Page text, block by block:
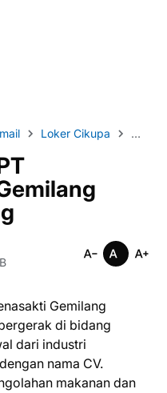
Loker Cikupa Loker
Gemilang
di bidang
dari industri
nama CV.
makanan dan